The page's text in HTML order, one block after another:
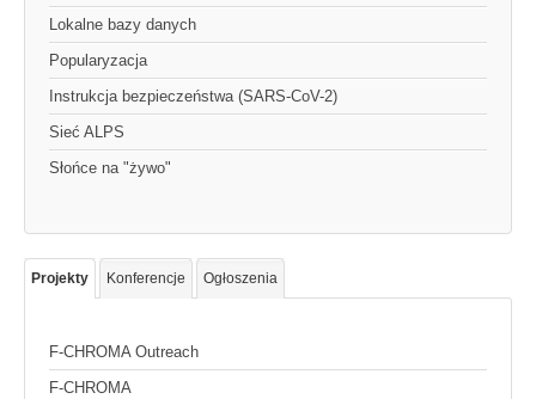
Lokalne bazy danych
Popularyzacja
Instrukcja bezpieczeństwa (SARS-CoV-2)
Sieć ALPS
Słońce na "żywo"
Projekty Konferencje Ogłoszenia
F-CHROMA Outreach
F-CHROMA